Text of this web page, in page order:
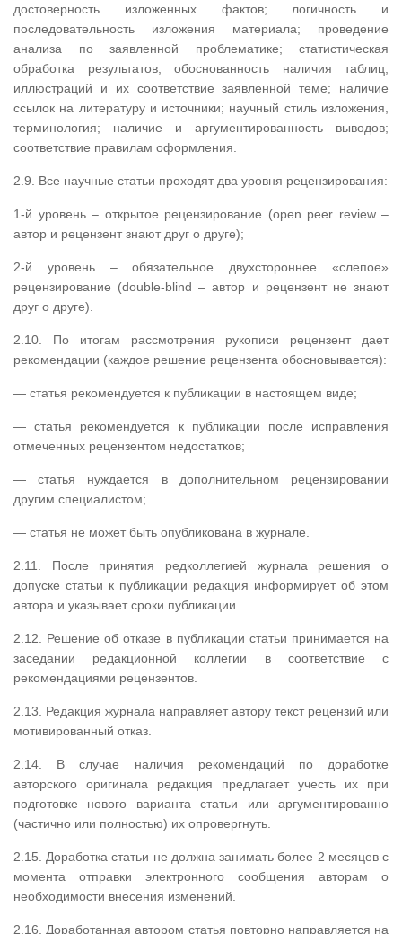
достоверность изложенных фактов; логичность и
последовательность изложения материала; проведение
анализа по заявленной проблематике; статистическая
обработка результатов; обоснованность наличия таблиц,
иллюстраций и их соответствие заявленной теме; наличие
ссылок на литературу и источники; научный стиль изложения,
терминология; наличие и аргументированность выводов;
соответствие правилам оформления.
2.9. Все научные статьи проходят два уровня рецензирования:
1-й уровень – открытое рецензирование (open peer review –
автор и рецензент знают друг о друге);
2-й уровень – обязательное двухстороннее «слепое»
рецензирование (double-blind – автор и рецензент не знают
друг о друге).
2.10. По итогам рассмотрения рукописи рецензент дает
рекомендации (каждое решение рецензента обосновывается):
— статья рекомендуется к публикации в настоящем виде;
— статья рекомендуется к публикации после исправления
отмеченных рецензентом недостатков;
— статья нуждается в дополнительном рецензировании
другим специалистом;
— статья не может быть опубликована в журнале.
2.11. После принятия редколлегией журнала решения о
допуске статьи к публикации редакция информирует об этом
автора и указывает сроки публикации.
2.12. Решение об отказе в публикации статьи принимается на
заседании редакционной коллегии в соответствие с
рекомендациями рецензентов.
2.13. Редакция журнала направляет автору текст рецензий или
мотивированный отказ.
2.14. В случае наличия рекомендаций по доработке
авторского оригинала редакция предлагает учесть их при
подготовке нового варианта статьи или аргументированно
(частично или полностью) их опровергнуть.
2.15. Доработка статьи не должна занимать более 2 месяцев с
момента отправки электронного сообщения авторам о
необходимости внесения изменений.
2.16. Доработанная автором статья повторно направляется на